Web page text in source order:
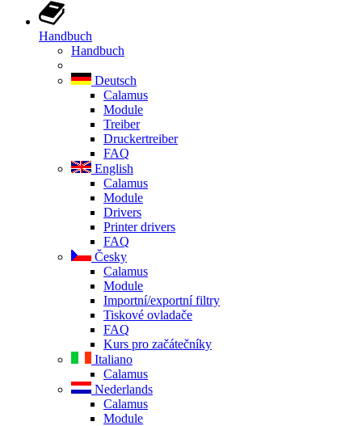
Handbuch
Handbuch
Deutsch
Calamus
Module
Treiber
Druckertreiber
FAQ
English
Calamus
Module
Drivers
Printer drivers
FAQ
Česky
Calamus
Module
Importní/exportní filtry
Tiskové ovladače
FAQ
Kurs pro začátečníky
Italiano
Calamus
Nederlands
Calamus
Module